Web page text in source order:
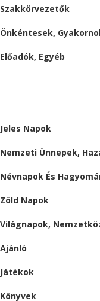
Szakkörvezetők
Önkéntesek,
Előadók, Egyéb
Jeles Napok
Nemzeti Ünnepek,
Névnapok És
Zöld Napok
Világnapok,
Ajánló
Játékok
Könyvek